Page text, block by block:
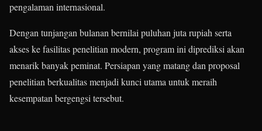
pengalaman internasional.
Dengan tunjangan bulanan bernilai puluhan juta rupiah serta
akses ke fasilitas penelitian modern, program ini diprediksi akan
menarik banyak peminat. Persiapan yang matang dan proposal
penelitian berkualitas menjadi kunci utama untuk meraih
kesempatan bergengsi tersebut.